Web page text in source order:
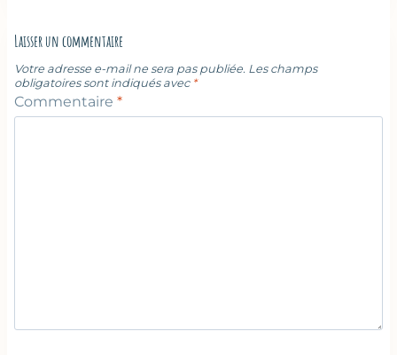
Laisser un commentaire
Votre adresse e-mail ne sera pas publiée. Les champs
obligatoires sont indiqués avec *
Commentaire *